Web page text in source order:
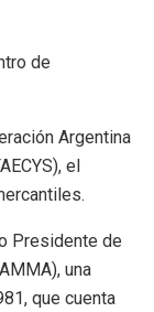
de
Argentina
el
Presidente de
una
que cuenta